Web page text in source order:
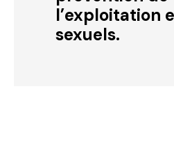
l’exploitation
sexuels.